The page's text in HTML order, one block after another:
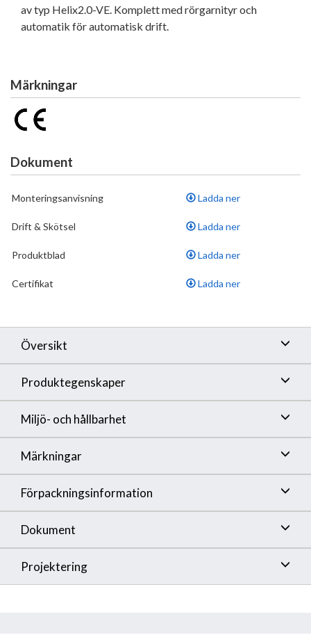
av typ Helix2.0-VE. Komplett med rörgarnityr och
automatik för automatisk drift.
Märkningar
Dokument
Monteringsanvisning Ladda ner
Drift & Skötsel Ladda ner
Produktblad Ladda ner
Certifikat Ladda ner
Översikt
Produktegenskaper
Miljö- och hållbarhet
Märkningar
Förpackningsinformation
Dokument
Projektering